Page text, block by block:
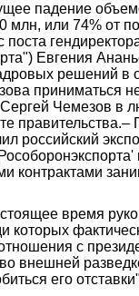
падение
млн, или 74% от
Евгения
решений в
приниматься
Чемезов в
российский
контрактами
время
которых
с
внешней
его